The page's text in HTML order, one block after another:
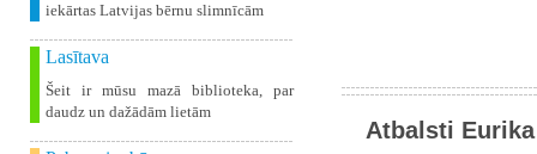
iekārtas Latvijas bērnu slimnīcām
Lasītava
Šeit ir mūsu mazā biblioteka, par
daudz un dažādām lietām
Atbalsti